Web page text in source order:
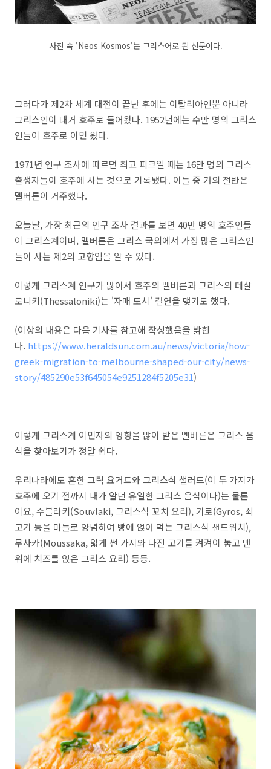
사진 속 'Neos Kosmos'는 그리스어로 된 신문이다.
그러다가 제2차 세계 대전이 끝난 후에는 이탈리아인뿐 아니라
그리스인이 대거 호주로 들어왔다. 1952년에는 수만 명의 그리스
인들이 호주로 이민 왔다.
1971년 인구 조사에 따르면 최고 피크일 때는 16만 명의 그리스
출생자들이 호주에 사는 것으로 기록됐다. 이들 중 거의 절반은
멜버른이 거주했다.
오늘날, 가장 최근의 인구 조사 결과를 보면 40만 명의 호주인들
이 그리스계이며, 멜버른은 그리스 국외에서 가장 많은 그리스인
들이 사는 제2의 고향임을 알 수 있다.
이렇게 그리스계 인구가 많아서 호주의 멜버른과 그리스의 테살
로니키(Thessaloniki)는 '자매 도시' 결연을 맺기도 했다.
(이상의 내용은 다음 기사를 참고해 작성했음을 밝힌
다. https://www.heraldsun.com.au/news/victoria/how-
greek-migration-to-melbourne-shaped-our-city/news-
story/485290e53f645054e9251284f5205e31)
이렇게 그리스계 이민자의 영향을 많이 받은 멜버른은 그리스 음
식을 찾아보기가 정말 쉽다.
우리나라에도 흔한 그릭 요거트와 그리스식 샐러드(이 두 가지가
호주에 오기 전까지 내가 알던 유일한 그리스 음식이다)는 물론
이요, 수블라키(Souvlaki, 그리스식 꼬치 요리), 기로(Gyros, 쇠
고기 등을 마늘로 양념하여 빵에 얹어 먹는 그리스식 샌드위치),
무사카(Moussaka, 얇게 썬 가지와 다진 고기를 켜켜이 놓고 맨
위에 치즈를 얹은 그리스 요리) 등등.